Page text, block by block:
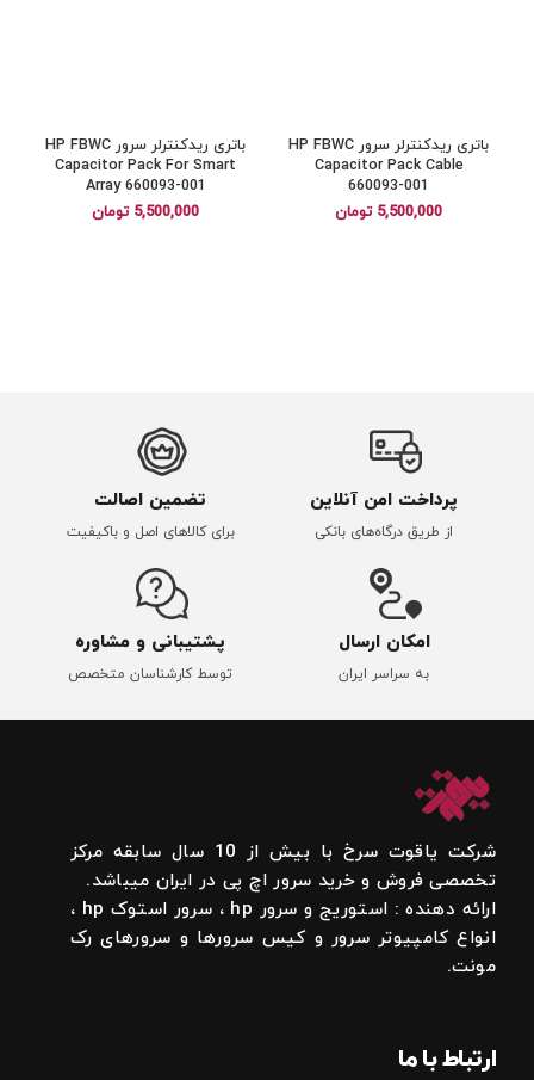
باتری ریدکنترلر سرور HP FBWC
Capacitor Pack Cable
660093-001
5,500,000 تومان
باتری ریدکنترلر سرور HP FBWC
Capacitor Pack For Smart
Array 660093-001
5,500,000 تومان
پرداخت امن آنلاین
از طریق درگاه‌های بانکی
تضمین اصالت
برای کالاهای اصل و باکیفیت
امکان ارسال
به سراسر ایران
پشتیبانی و مشاوره
توسط کارشناسان متخصص
شرکت یاقوت سرخ با بیش از 10 سال سابقه مرکز
تخصصی فروش و خرید سرور اچ پی در ایران میباشد.
ارائه دهنده : استوریج و سرور hp ، سرور استوک hp ،
انواع کامپیوتر سرور و کیس سرورها و سرورهای رک
مونت.
ارتباط با ما